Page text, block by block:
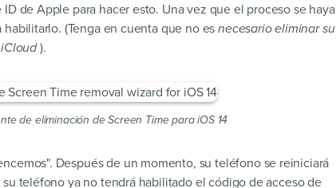
de Apple para hacer esto. Una vez que el proceso se haya
(Tenga en cuenta que no esnecesario eliminar su
).
de eliminación de Screen Time para iOS 14
Después de un momento, su teléfono se reiniciará
teléfono ya no tendrá habilitado el código de acceso de